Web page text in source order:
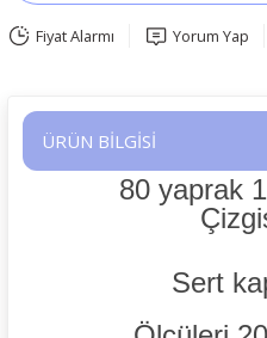
Fiyat Alarmı Yorum Yap
ÜRÜN BİLGİSİ
80 yaprak
Sert